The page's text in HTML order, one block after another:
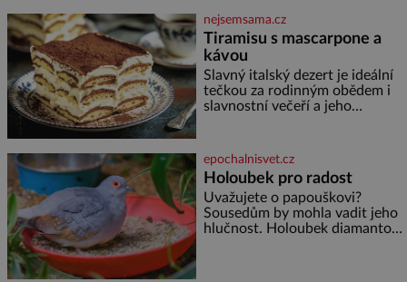
nejsemsama.cz
Tiramisu s mascarpone a
kávou
Slavný italský dezert je ideální
tečkou za rodinným obědem i
slavnostní večeří a jeho
osoby: 250 g mascarpone 3
vejce 80 g cukru 200 g
cukrářských piškotů 250 ml
silné kávy 2 lžíce amaretta
kakao na posypání Postup:
Oddělte žloutky od bílků.
epochalnisvet.cz
Holoubek pro radost
Uvažujete o papouškovi?
Sousedům by mohla vadit jeho
hlučnost. Holoubek diamantový